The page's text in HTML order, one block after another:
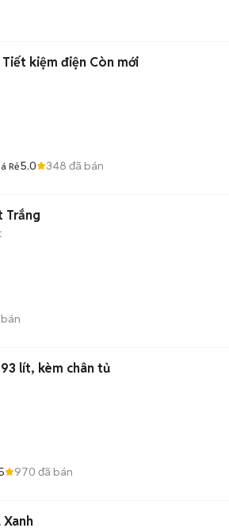
kiệm điện Còn mới
Rẻ5.0 348 đã bán
Trắng
lít, kèm chân tủ
970 đã bán